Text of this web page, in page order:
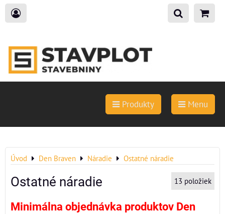
Produkty Menu
Úvod Den Braven Náradie Ostatné náradie
Ostatné náradie 13 položiek
Minimálna objednávka produktov Den